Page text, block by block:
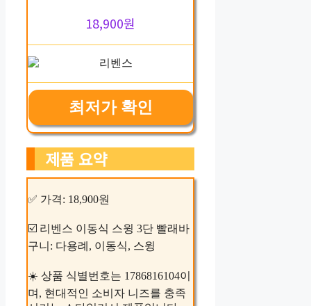
18,900원
최저가 확인
제품 요약
✅ 가격: 18,900원
☑️ 리벤스 이동식 스윙 3단 빨래바
구니: 다용례, 이동식, 스윙
☀️ 상품 식별번호는 1786816104이
며, 현대적인 소비자 니즈를 충족